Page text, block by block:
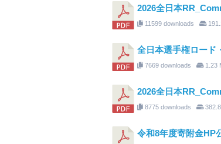
2026全日本
11599 downloads
全日本選手権ロード
7669 downloads 1.23
2026全日本
8775 downloads
令和8年度寄附金HP